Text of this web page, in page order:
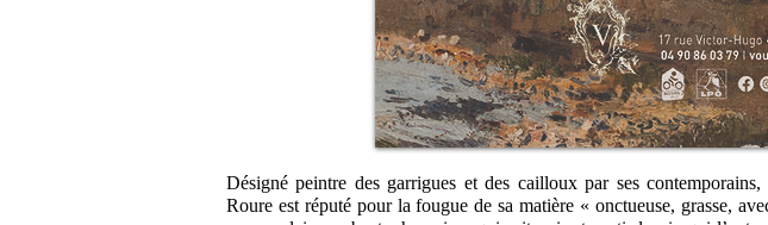
Désigné peintre des garrigues et des cailloux par ses
Roure est réputé pour la fougue de sa matière « onctueuse, grasse,